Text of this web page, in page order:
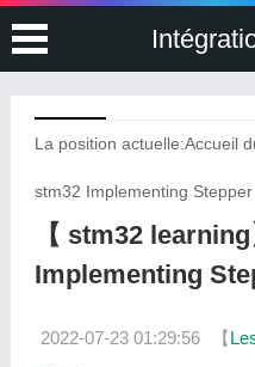
La position actuelle:Accueil
stm32 Implementing
【 stm32
Implementing
2022-07-23 01:29:56 【